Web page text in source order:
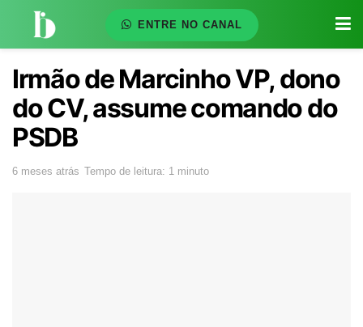
ENTRE NO CANAL
Irmão de Marcinho VP, dono
do CV, assume comando do
PSDB
6 meses atrás Tempo de leitura: 1 minuto